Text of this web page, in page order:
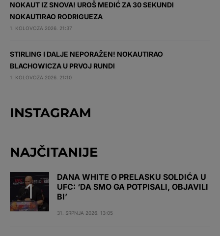
NOKAUT IZ SNOVA! UROŠ MEDIĆ ZA 30 SEKUNDI
NOKAUTIRAO RODRIGUEZA
1. KOLOVOZA 2026. 21:37
STIRLING I DALJE NEPORAŽEN! NOKAUTIRAO
BLACHOWICZA U PRVOJ RUNDI
1. KOLOVOZA 2026. 21:10
INSTAGRAM
NAJČITANIJE
DANA WHITE O PRELASKU SOLDIĆA U
UFC: ‘DA SMO GA POTPISALI, OBJAVILI
BI’
31. SRPNJA 2026. 13:05